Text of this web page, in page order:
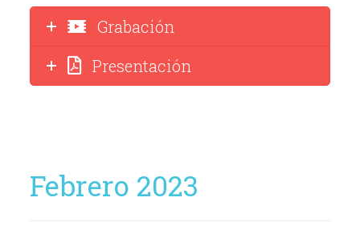
Grabación
Presentación
Febrero 2023